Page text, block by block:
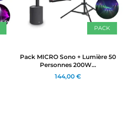
PACK
Pack MICRO Sono + Lumière 50
Personnes 200W...
144,00 €